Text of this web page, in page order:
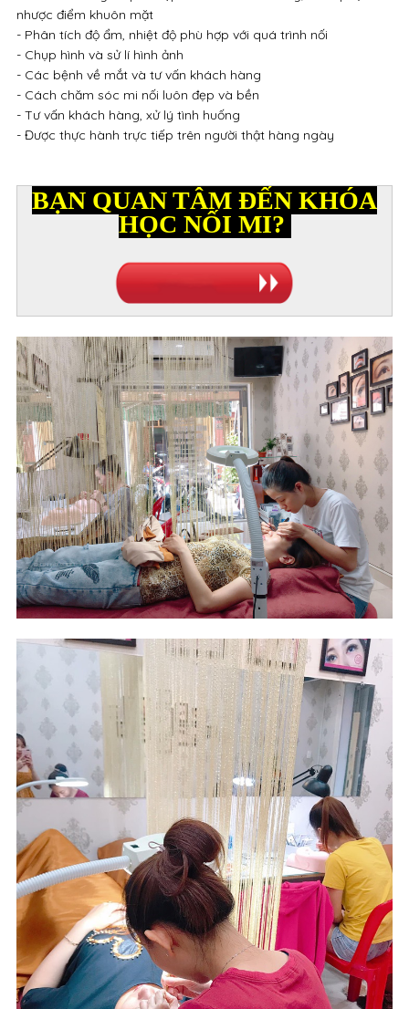
nhược điểm khuôn mặt
- Phân tích độ ẩm, nhiệt độ phù hợp với quá trình nối
- Chụp hình và sử lí hình ảnh
- Các bệnh về mắt và tư vấn khách hàng
- Cách chăm sóc mi nối luôn đẹp và bền
- Tư vấn khách hàng, xử lý tình huống
- Được thực hành trực tiếp trên người thật hàng ngày
BẠN QUAN TÂM ĐẾN KHÓA
HỌC NỐI MI?